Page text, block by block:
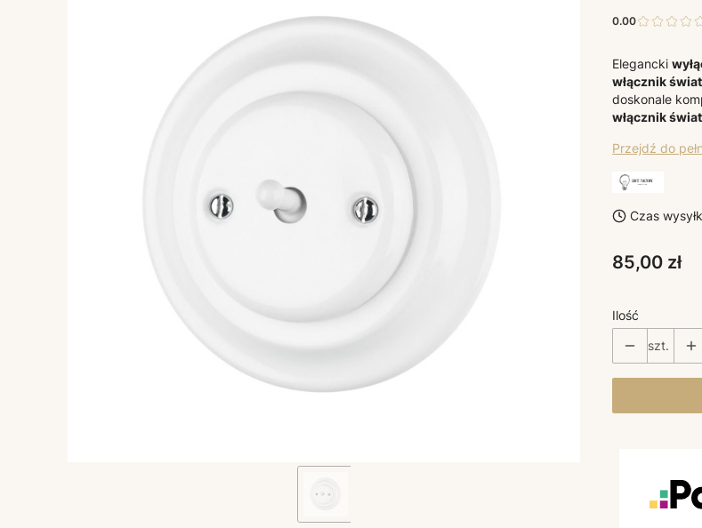
0.00
Elegancki
włącznik
doskonale
włącznik
Przejdź do
Czas
Cena
85,00 zł
Ilość
szt.